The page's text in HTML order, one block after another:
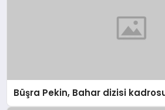
Büşra Pekin, Bahar dizisi